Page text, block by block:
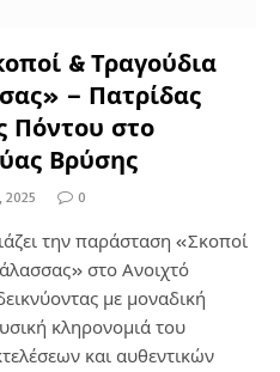
& Τραγούδια
– Πατρίδας
Πόντου στο
Βρύσης
2025 0
την παράσταση «Σκοποί
στο Ανοιχτό
με μοναδική
κληρονομιά του
και αυθεντικών